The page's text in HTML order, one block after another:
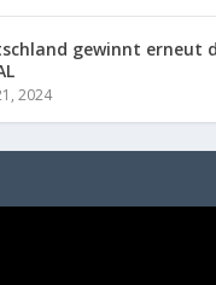
gewinnt erneut
2024